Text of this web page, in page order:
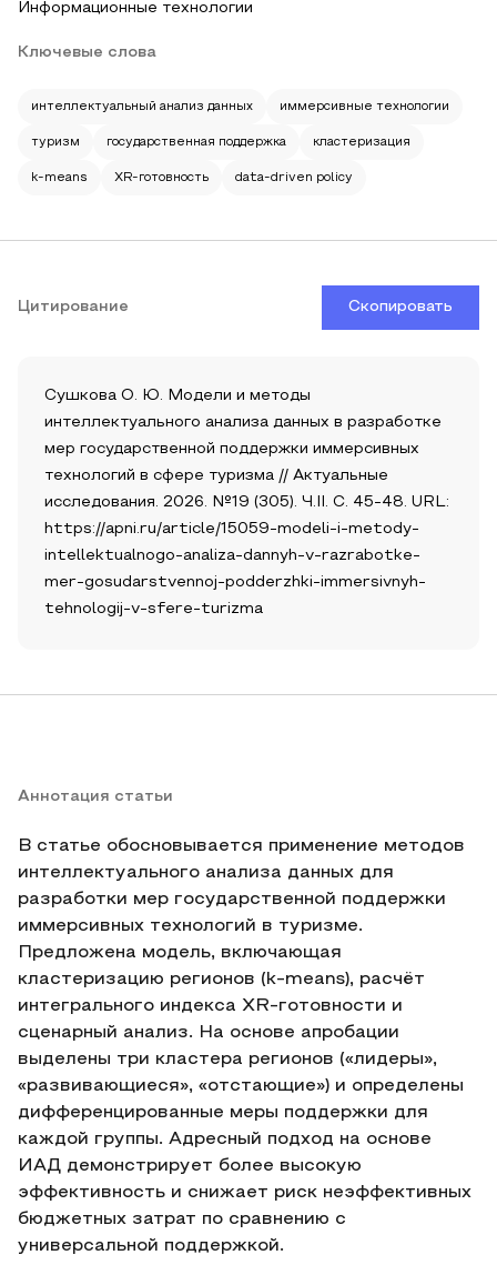
Информационные технологии
Ключевые слова
интеллектуальный анализ данных иммерсивные технологии
туризм государственная поддержка кластеризация
k-means XR-готовность data-driven policy
Цитирование Скопировать
Сушкова О. Ю. Модели и методы
интеллектуального анализа данных в разработке
мер государственной поддержки иммерсивных
технологий в сфере туризма // Актуальные
исследования. 2026. №19 (305). Ч.II. С. 45-48. URL:
https://apni.ru/article/15059-modeli-i-metody-
intellektualnogo-analiza-dannyh-v-razrabotke-
mer-gosudarstvennoj-podderzhki-immersivnyh-
tehnologij-v-sfere-turizma
Аннотация статьи
В статье обосновывается применение методов
интеллектуального анализа данных для
разработки мер государственной поддержки
иммерсивных технологий в туризме.
Предложена модель, включающая
кластеризацию регионов (k-means), расчёт
интегрального индекса XR-готовности и
сценарный анализ. На основе апробации
выделены три кластера регионов («лидеры»,
«развивающиеся», «отстающие») и определены
дифференцированные меры поддержки для
каждой группы. Адресный подход на основе
ИАД демонстрирует более высокую
эффективность и снижает риск неэффективных
бюджетных затрат по сравнению с
универсальной поддержкой.